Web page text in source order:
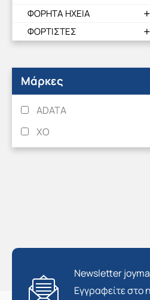
ΦΟΡΗΤΑ ΗΧΕΙΑ
ΦΟΡΤΙΣΤΕΣ
Μάρκες
ADATA
XO
Newsletter
Εγγραφείτε στο